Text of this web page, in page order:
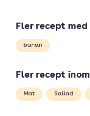
Fler recept med
banan
Fler recept inom
Mat Sallad